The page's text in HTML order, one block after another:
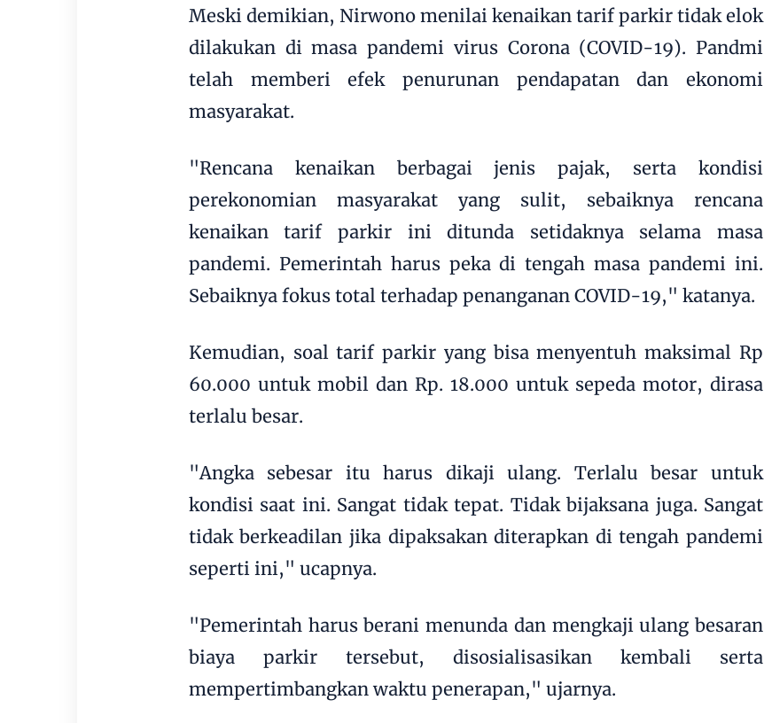
Meski demikian, Nirwono menilai kenaikan tarif parkir tidak elok
dilakukan di masa pandemi virus Corona (COVID-19). Pandmi
telah memberi efek penurunan pendapatan dan ekonomi
masyarakat.
"Rencana kenaikan berbagai jenis pajak, serta kondisi
perekonomian masyarakat yang sulit, sebaiknya rencana
kenaikan tarif parkir ini ditunda setidaknya selama masa
pandemi. Pemerintah harus peka di tengah masa pandemi ini.
Sebaiknya fokus total terhadap penanganan COVID-19," katanya.
Kemudian, soal tarif parkir yang bisa menyentuh maksimal Rp
60.000 untuk mobil dan Rp. 18.000 untuk sepeda motor, dirasa
terlalu besar.
"Angka sebesar itu harus dikaji ulang. Terlalu besar untuk
kondisi saat ini. Sangat tidak tepat. Tidak bijaksana juga. Sangat
tidak berkeadilan jika dipaksakan diterapkan di tengah pandemi
seperti ini," ucapnya.
"Pemerintah harus berani menunda dan mengkaji ulang besaran
biaya parkir tersebut, disosialisasikan kembali serta
mempertimbangkan waktu penerapan," ujarnya.